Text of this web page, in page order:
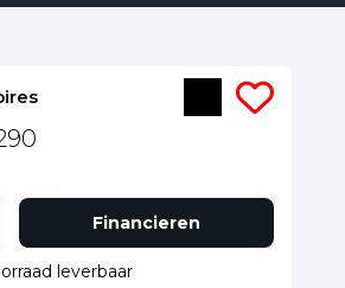
Financieren
leverbaar